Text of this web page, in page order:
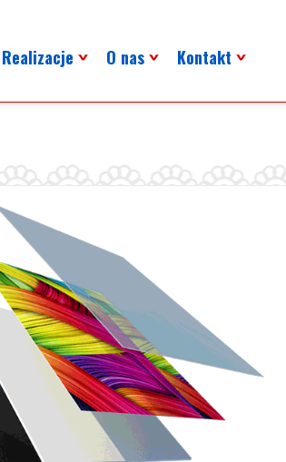
Realizacje O nas Kontakt